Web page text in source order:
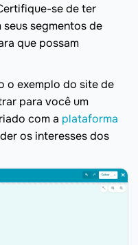
se de ter
segmentos de
que possam
o exemplo do site de
para você um
com a plataforma
os interesses dos